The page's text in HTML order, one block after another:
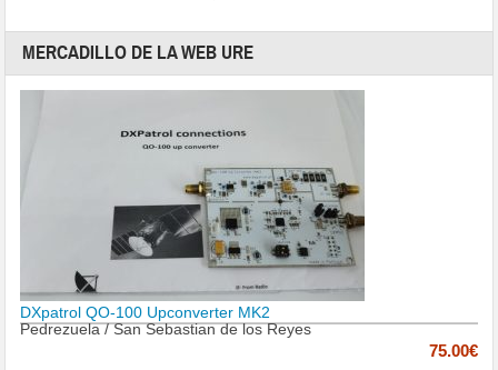
MERCADILLO DE LA WEB URE
DXpatrol QO-100 Upconverter MK2
Pedrezuela / San Sebastian de los Reyes
75.00€